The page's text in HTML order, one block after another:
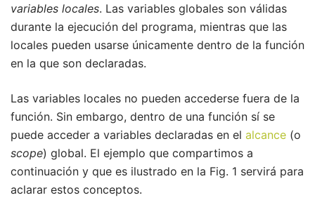
variables locales. Las variables globales son válidas
durante la ejecución del programa, mientras que las
locales pueden usarse únicamente dentro de la función
en la que son declaradas.
Las variables locales no pueden accederse fuera de la
función. Sin embargo, dentro de una función sí se
puede acceder a variables declaradas en el alcance (o
scope) global. El ejemplo que compartimos a
continuación y que es ilustrado en la Fig. 1 servirá para
aclarar estos conceptos.